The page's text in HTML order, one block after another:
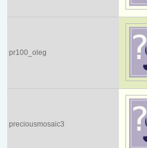
pr100_oleg
preciousmosaic3